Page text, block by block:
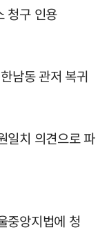
청구 인용
남동 관저 복귀
일치 의견으로 파
중앙지법에 청